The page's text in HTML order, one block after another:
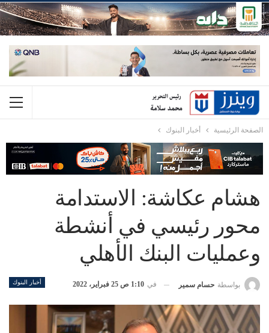
الصفحة الرئيسية أخبار البنوك
هشام عكاشة: الاستدامة
محور رئيسي في أنشطة
وعمليات البنك الأهلي
أخبار البنوك بواسطة حسام سمير في 1:10 ص 25 فبراير، 2022